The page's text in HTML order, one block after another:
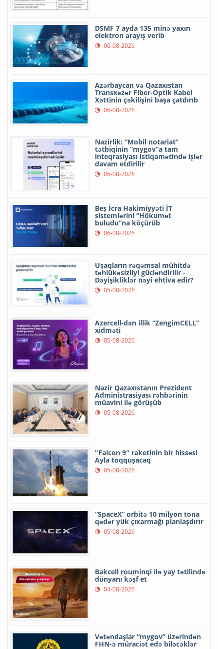
DSMF 7 ayda 135 minə yaxın
elektron arayış verib
06-08-2026
Azərbaycan və Qazaxıstan
Transxəzər Fiber-Optik Kabel
Xəttinin çəkilişini başa çatdırıb
06-08-2026
Nazirlik: “Mobil notariat”
tətbiqinin “mygov”a tam
inteqrasiyası istiqamətində işlər
davam etdirilir
06-08-2026
Beş İcra Hakimiyyəti İT
sistemlərini “Hökumət
buludu”na köçürüb
06-08-2026
Uşaqların rəqəmsal mühitdə
təhlükəsizliyi gücləndirilir -
Dəyişikliklər nəyi ehtiva edir?
05-08-2026
Azercell-dən illik “ZengimCELL”
xidməti
05-08-2026
Nazir Qazaxıstanın Prezident
Administrasiyası rəhbərinin
müavini ilə görüşüb
05-08-2026
"Falcon 9" raketinin bir hissəsi
Ayla toqquşacaq
05-08-2026
“SpaceX” orbitə 10 milyon tona
qədər yük çıxarmağı planlaşdırır
05-08-2026
Bakcell rouminqi ilə yay tətilində
dünyanı kəşf et
04-08-2026
Vətəndaşlar “mygov” üzərindən
FHN-ə müraciət edə biləcəklər